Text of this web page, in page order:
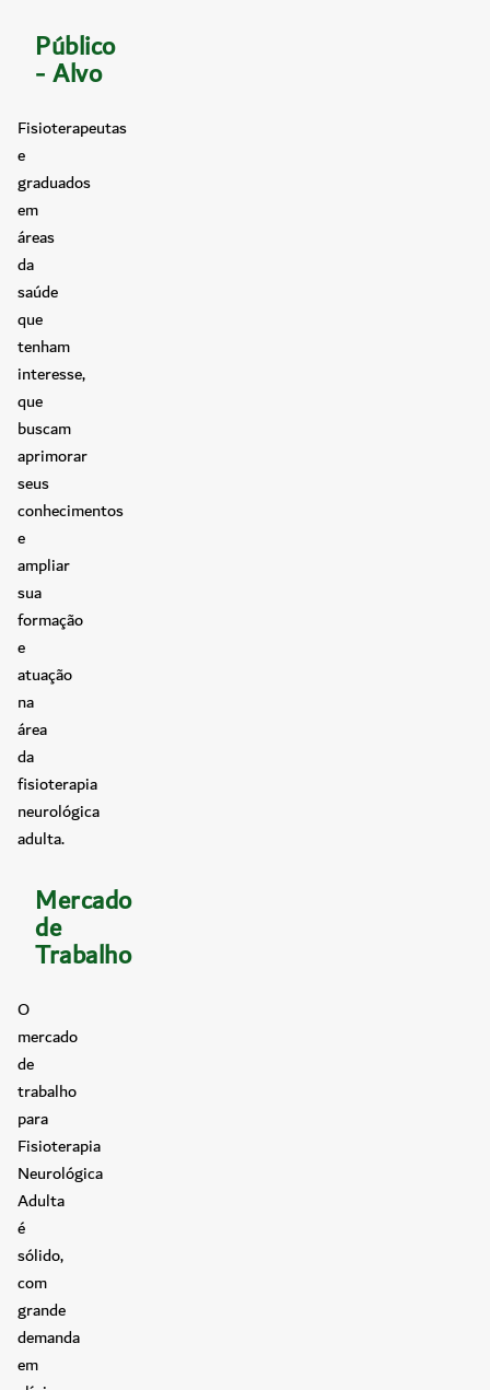
Público
- Alvo
Fisioterapeutas
e
graduados
em
áreas
da
saúde
que
tenham
interesse,
que
buscam
aprimorar
seus
conhecimentos
e
ampliar
sua
formação
e
atuação
na
área
da
fisioterapia
neurológica
adulta.
Mercado
de
Trabalho
O
mercado
de
trabalho
para
Fisioterapia
Neurológica
Adulta
é
sólido,
com
grande
demanda
em